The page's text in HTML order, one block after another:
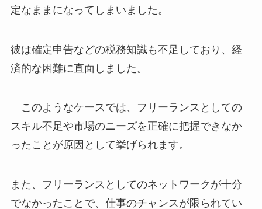
定なままになってしまいました。
彼は確定申告などの税務知識も不足しており、経
済的な困難に直面しました。
このようなケースでは、フリーランスとしての
スキル不足や市場のニーズを正確に把握できなか
ったことが原因として挙げられます。
また、フリーランスとしてのネットワークが十分
でなかったことで、仕事のチャンスが限られてい